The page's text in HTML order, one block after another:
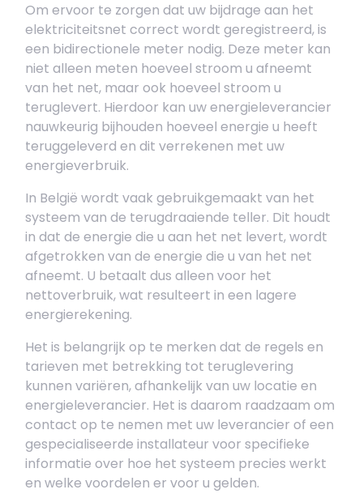
Om ervoor te zorgen dat uw bijdrage aan het
elektriciteitsnet correct wordt geregistreerd, is
een bidirectionele meter nodig. Deze meter kan
niet alleen meten hoeveel stroom u afneemt
van het net, maar ook hoeveel stroom u
teruglevert. Hierdoor kan uw energieleverancier
nauwkeurig bijhouden hoeveel energie u heeft
teruggeleverd en dit verrekenen met uw
energieverbruik.
In België wordt vaak gebruikgemaakt van het
systeem van de terugdraaiende teller. Dit houdt
in dat de energie die u aan het net levert, wordt
afgetrokken van de energie die u van het net
afneemt. U betaalt dus alleen voor het
nettoverbruik, wat resulteert in een lagere
energierekening.
Het is belangrijk op te merken dat de regels en
tarieven met betrekking tot teruglevering
kunnen variëren, afhankelijk van uw locatie en
energieleverancier. Het is daarom raadzaam om
contact op te nemen met uw leverancier of een
gespecialiseerde installateur voor specifieke
informatie over hoe het systeem precies werkt
en welke voordelen er voor u gelden.